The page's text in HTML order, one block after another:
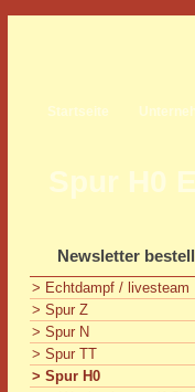
Startseite
Spur H0
Newsletter
> Echtdampf / livesteam
> Spur Z
> Spur N
> Spur TT
> Spur H0